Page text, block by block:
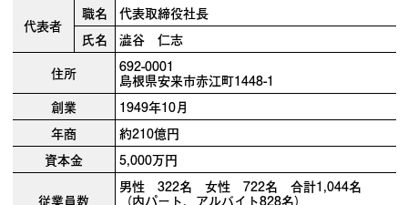
代表者
職名
代表取締役社長
氏名
澁谷 仁志
住所
692-0001
島根県安来市赤江町1448-1
創業
1949年10月
年商
約210億円
資本金
5,000万円
従業員数
男性 322名 女性 722名 合計1,044名
（内パート、アルバイト828名）